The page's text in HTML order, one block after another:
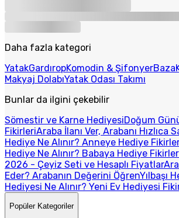
Daha fazla kategori
YatakGardıropKomodin & ŞifonyerBaza
Makyaj DolabıYatak Odası Takımı
Bunlar da ilgini çekebilir
Sömestir ve Karne HediyesiDoğum
FikirleriAraba İlanı Ver, Arabanı Hızlıca
Hediye Ne Alınır? Anneye Hediye
Hediye Ne Alınır? Babaya Hediye
2026 - Çeyiz Seti ve Hesaplı Fiyatlar
Eder? Arabanın Değerini ÖğrenYılbaşı
Hediyesi Ne Alınır? Yeni Ev Hediyesi
Popüler Kategoriler